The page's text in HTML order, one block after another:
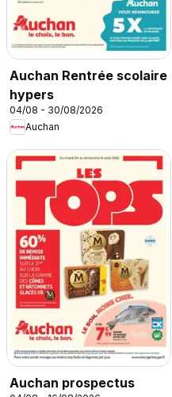
Auchan Rentrée scolaire
hypers
04/08 - 30/08/2026
Auchan
Auchan prospectus